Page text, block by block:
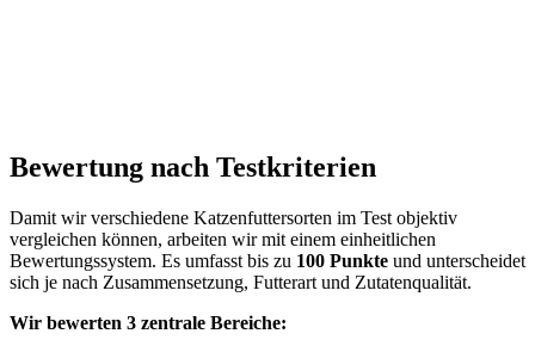
Bewertung nach Testkriterien
Damit wir verschiedene Katzenfuttersorten im Test objektiv
vergleichen können, arbeiten wir mit einem einheitlichen
Bewertungssystem. Es umfasst bis zu 100 Punkte und unterscheidet
sich je nach Zusammensetzung, Futterart und Zutatenqualität.
Wir bewerten 3 zentrale Bereiche: